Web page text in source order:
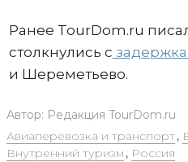
Ранее TourDom.ru
столкнулись с
и Шереметьево.
Автор: Редакция TourDom.ru
Авиаперевозка и транспорт,
Внутренний туризм , Россия